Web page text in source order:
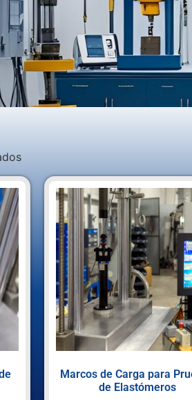
Marcos de Carga para
de Elastómeros